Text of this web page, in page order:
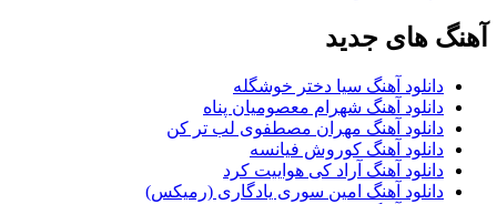
آهنگ های جدید
دانلود آهنگ سیا دختر خوشگله
دانلود آهنگ شهرام معصومیان پناه
دانلود آهنگ مهران مصطفوی لب تر کن
دانلود آهنگ کوروش فیانسه
دانلود آهنگ آراد کی هواییت کرد
دانلود آهنگ امین سوری یادگاری (رمیکس)